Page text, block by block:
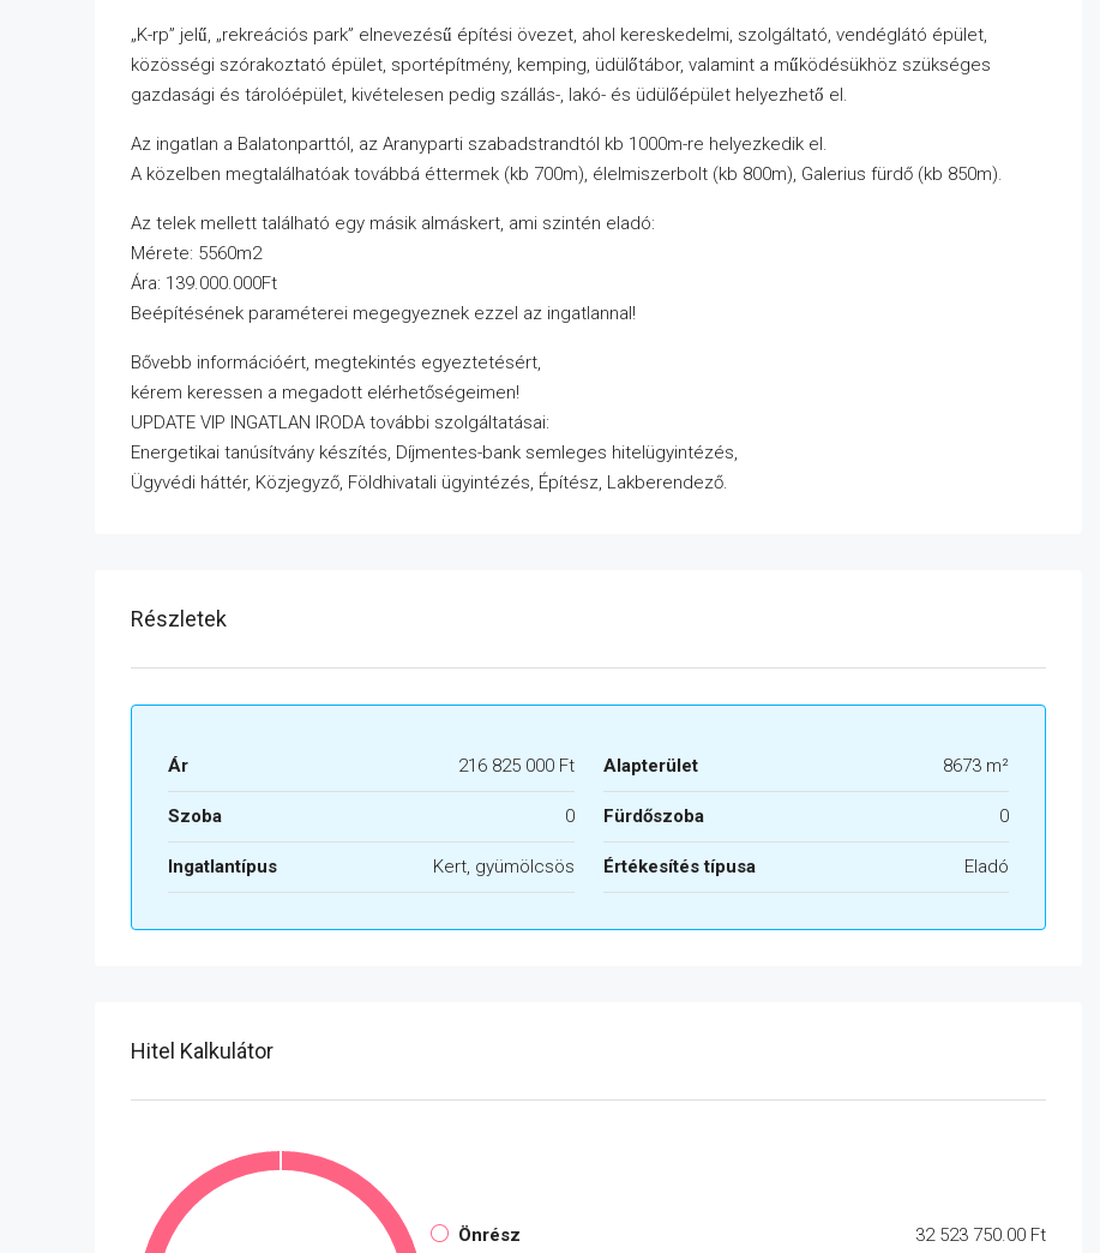
„K-rp” jelű, „rekreációs park” elnevezésű építési övezet, ahol kereskedelmi, szolgáltató, vendéglátó épület,
közösségi szórakoztató épület, sportépítmény, kemping, üdülőtábor, valamint a működésükhöz szükséges
gazdasági és tárolóépület, kivételesen pedig szállás-, lakó- és üdülőépület helyezhető el.
Az ingatlan a Balatonparttól, az Aranyparti szabadstrandtól kb 1000m-re helyezkedik el.
A közelben megtalálhatóak továbbá éttermek (kb 700m), élelmiszerbolt (kb 800m), Galerius fürdő (kb 850m).
Az telek mellett található egy másik almáskert, ami szintén eladó:
Mérete: 5560m2
Ára: 139.000.000Ft
Beépítésének paraméterei megegyeznek ezzel az ingatlannal!
Bővebb információért, megtekintés egyeztetésért,
kérem keressen a megadott elérhetőségeimen!
UPDATE VIP INGATLAN IRODA további szolgáltatásai:
Energetikai tanúsítvány készítés, Díjmentes-bank semleges hitelügyintézés,
Ügyvédi háttér, Közjegyző, Földhivatali ügyintézés, Építész, Lakberendező.
Részletek
Ár 216 825 000 Ft Alapterület 8673 m²
Szoba 0 Fürdőszoba 0
Ingatlantípus Kert, gyümölcsös Értékesítés típusa Eladó
Hitel Kalkulátor
Önrész 32 523 750.00 Ft